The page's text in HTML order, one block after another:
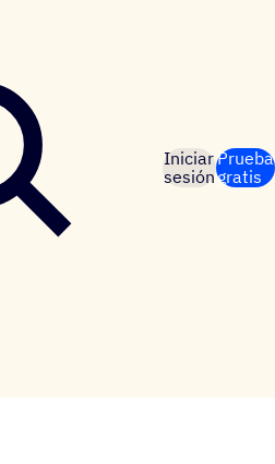
Iniciar
sesión
Prueba
gratis